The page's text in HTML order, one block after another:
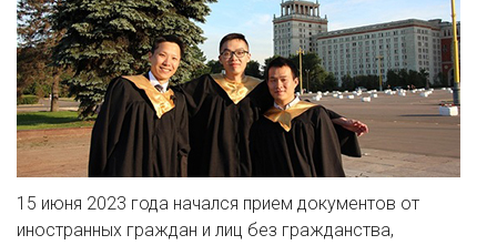
15 июня 2023 года начался прием документов от
иностранных граждан и лиц без гражданства,